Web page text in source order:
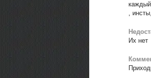
,
Их нет